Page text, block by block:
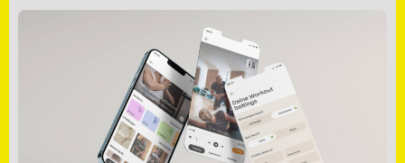
nichtnurbegeistern,sondernauch
und